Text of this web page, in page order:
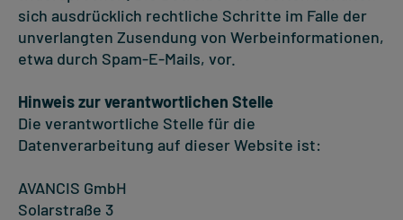
sich ausdrücklich rechtliche Schritte im Falle der
unverlangten Zusendung von Werbeinformationen,
etwa durch Spam-E-Mails, vor.
Hinweis zur verantwortlichen Stelle
Die verantwortliche Stelle für die
Datenverarbeitung auf dieser Website ist:
AVANCIS GmbH
Solarstraße 3